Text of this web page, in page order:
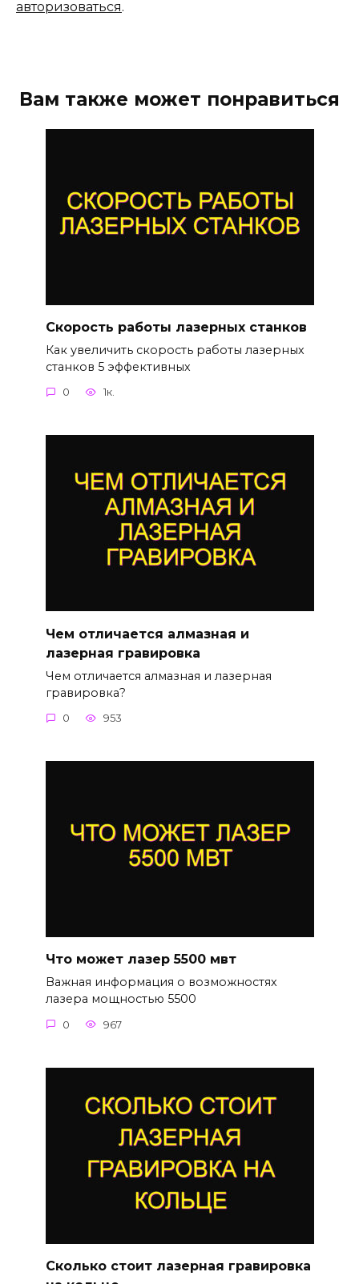
авторизоваться.
Вам также может понравиться
Скорость работы лазерных станков
Как увеличить скорость работы лазерных
станков 5 эффективных
0 1к.
Чем отличается алмазная и
лазерная гравировка
Чем отличается алмазная и лазерная
гравировка?
0 953
Что может лазер 5500 мвт
Важная информация о возможностях
лазера мощностью 5500
0 967
Сколько стоит лазерная гравировка